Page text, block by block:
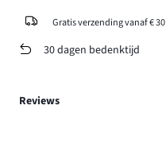
Gratis verzending vanaf € 30
30 dagen bedenktijd
Reviews